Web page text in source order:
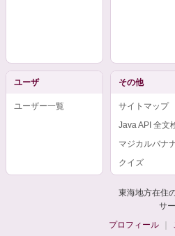
ユーザ
ユーザー一覧
その他
サイトマップ
Java API 全文
マジカルバナ
クイズ
東海地方在住
サ
プロフィール